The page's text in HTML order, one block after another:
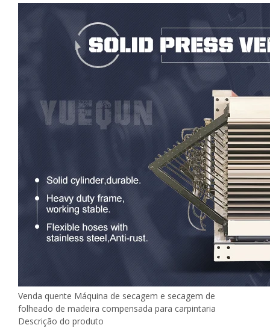
Venda quente Máquina de secagem e secagem de
folheado de madeira compensada para carpintaria
Descrição do produto